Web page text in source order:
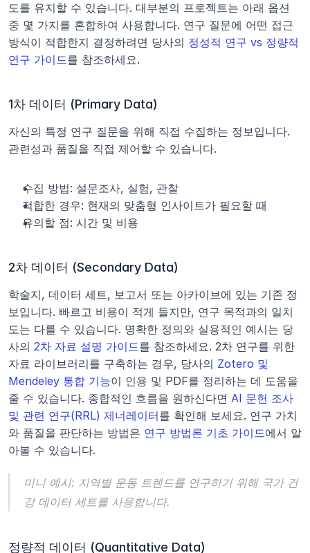
도를 유지할 수 있습니다. 대부분의 프로젝트는 아래 옵션
중 몇 가지를 혼합하여 사용합니다. 연구 질문에 어떤 접근
방식이 적합한지 결정하려면 당사의 정성적 연구 vs 정량적
연구 가이드를 참조하세요.
1차 데이터 (Primary Data)
자신의 특정 연구 질문을 위해 직접 수집하는 정보입니다.
관련성과 품질을 직접 제어할 수 있습니다.
수집 방법: 설문조사, 실험, 관찰
적합한 경우: 현재의 맞춤형 인사이트가 필요할 때
유의할 점: 시간 및 비용
2차 데이터 (Secondary Data)
학술지, 데이터 세트, 보고서 또는 아카이브에 있는 기존 정
보입니다. 빠르고 비용이 적게 들지만, 연구 목적과의 일치
도는 다를 수 있습니다. 명확한 정의와 실용적인 예시는 당
사의 2차 자료 설명 가이드를 참조하세요. 2차 연구를 위한
자료 라이브러리를 구축하는 경우, 당사의 Zotero 및
Mendeley 통합 기능이 인용 및 PDF를 정리하는 데 도움을
줄 수 있습니다. 종합적인 흐름을 원하신다면 AI 문헌 조사
및 관련 연구(RRL) 제너레이터를 확인해 보세요. 연구 가치
와 품질을 판단하는 방법은 연구 방법론 기초 가이드에서 알
아볼 수 있습니다.
미니 예시: 지역별 운동 트렌드를 연구하기 위해 국가 건
강 데이터 세트를 사용합니다.
정량적 데이터 (Quantitative Data)